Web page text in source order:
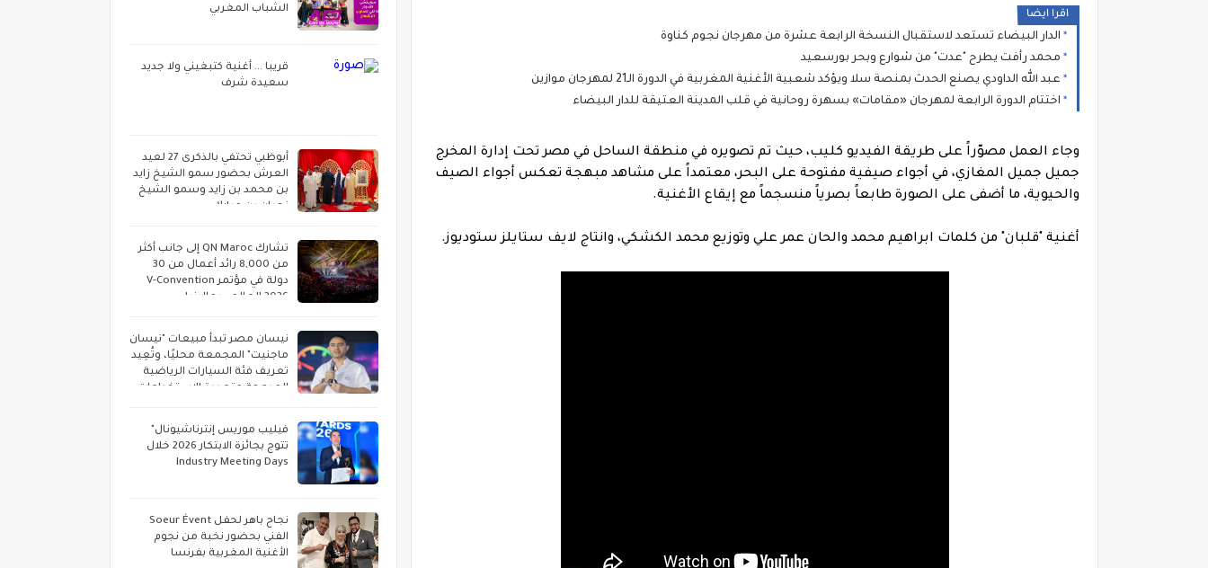
اقرا ايضا
الدار البيضاء تستعد لاستقبال النسخة الرابعة عشرة من مهرجان نجوم كناوة
محمد رأفت يطرح "عدت" من شوارع وبحر بورسعيد
عبد الله الداودي يصنع الحدث بمنصة سلا ويؤكد شعبية الأغنية المغربية في الدورة الـ21 لمهرجان موازين
اختتام الدورة الرابعة لمهرجان «مقامات» بسهرة روحانية في قلب المدينة العتيقة للدار البيضاء
وجاء العمل مصوّراً على طريقة الفيديو كليب، حيث تم تصويره في منطقة الساحل في مصر تحت إدارة المخرج
جميل جميل المغازي، في أجواء صيفية مفتوحة على البحر، معتمداً على مشاهد مبهجة تعكس أجواء الصيف
والحيوية، ما أضفى على الصورة طابعاً بصرياً منسجماً مع إيقاع الأغنية.
أغنية "قلبان" من كلمات ابراهيم محمد والحان عمر علي وتوزيع محمد الكشكي، وانتاج لايف ستايلز ستوديوز.
الشباب المغربي
قريبا ... أغنية كتبغيني ولا جديد
سعيدة شرف
أبوظبي تحتفي بالذكرى 27 لعيد
العرش بحضور سمو الشيخ زايد
بن محمد بن زايد وسمو الشيخ
نهيان بن مبارك
تشارك QN Maroc إلى جانب أكثر
من 8,000 رائد أعمال من 30
دولة في مؤتمر V-Convention
2026 العالمي بماليزيا
نيسان مصر تبدأ مبيعات "نيسان
ماجنيت" المجمعة محليًا، وتُعِيد
تعريف فئة السيارات الرياضية
المدمجة متعددة الاستخدامات
فيليب موريس إنترناشيونال"
تتوج بجائزة الابتكار 2026 خلال
Industry Meeting Days
نجاح باهر لحفل Soeur Évent
الفني بحضور نخبة من نجوم
الأغنية المغربية بفرنسا